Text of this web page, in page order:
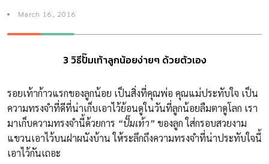
March 16, 2016
3 วิธีปั๊มเท้าลูกน้อยง่ายๆ ด้วยตัวเอง
รอยเท้าก้าวแรกของลูกน้อย เป็นสิ่งที่คุณพ่อ คุณแม่ประทับใจ เป็น
ความทรงจำที่ดีที่น่าเก็บเอาไว้ย้อนดูในวันที่ลูกน้อยลืมตาดูโลก เรา
มาเก็บความทรงจำนี้ด้วยการ “ปั๊มเท้า” ของลูก ใส่กรอบสวยงาม
แขวนเอาไว้บนฝาผนังบ้าน ให้ระลึกถึงความทรงจำที่น่าประทับใจนี้
เอาไว้กันเถอะ